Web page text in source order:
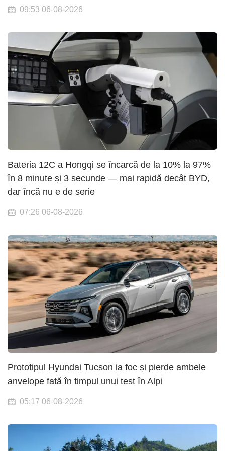
09:53 06-08-2026
Bateria 12C a Hongqi se încarcă de la 10% la 97%
în 8 minute și 3 secunde — mai rapidă decât BYD,
dar încă nu e de serie
07:26 06-08-2026
Prototipul Hyundai Tucson ia foc și pierde ambele
anvelope față în timpul unui test în Alpi
05:17 06-08-2026